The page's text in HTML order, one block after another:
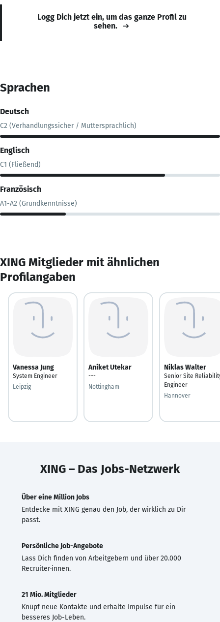
Logg Dich jetzt ein, um das ganze Profil zu
sehen.
Sprachen
Deutsch
C2 (Verhandlungssicher / Muttersprachlich)
Englisch
C1 (Fließend)
Französisch
A1-A2 (Grundkenntnisse)
XING Mitglieder mit ähnlichen
Profilangaben
Vanessa Jung
System Engineer
Leipzig
Aniket Utekar
---
Nottingham
Niklas Walter
Senior Site
Engineer
Hannover
XING – Das Jobs-Netzwerk
Über eine Million Jobs
Entdecke mit XING genau den Job, der wirklich zu Dir
passt.
Persönliche Job-Angebote
Lass Dich finden von Arbeitgebern und über 20.000
Recruiter·innen.
21 Mio. Mitglieder
Knüpf neue Kontakte und erhalte Impulse für ein
besseres Job-Leben.